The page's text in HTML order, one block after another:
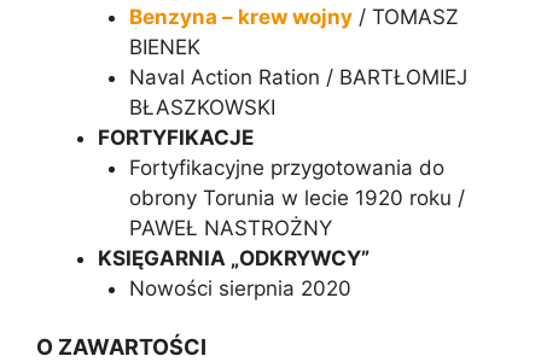
Benzyna – krew wojny/ TOMASZ
BIENEK
Naval Action Ration / BARTŁOMIEJ
BŁASZKOWSKI
FORTYFIKACJE
Fortyfikacyjne przygotowania do
obrony Torunia w lecie 1920 roku /
PAWEŁ NASTROŻNY
KSIĘGARNIA „ODKRYWCY”
Nowości sierpnia 2020
O ZAWARTOŚCI